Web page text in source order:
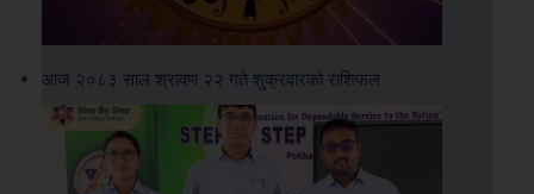
आज २०८३ साल श्रावण २२ गते शुक्रवारको राशिफल